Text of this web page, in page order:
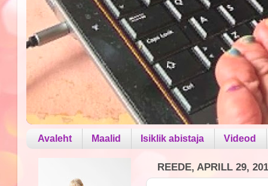
Avaleht Maalid Isiklik abistaja Videod
REEDE, APRILL 29,